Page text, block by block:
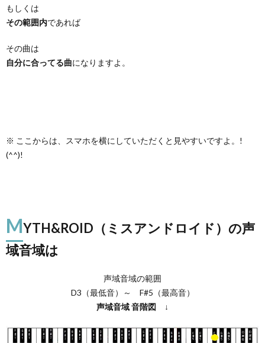
もしくは
その範囲内であれば
その曲は
自分に合ってる曲になりますよ。
※ ここからは、スマホを横にしていただくと見やすいですよ。!
(^^)!
MYTH&ROID（ミスアンドロイド）の声
域音域は
声域音域の範囲
D3（最低音）～ F#5（最高音）
声域音域音階図 ↓